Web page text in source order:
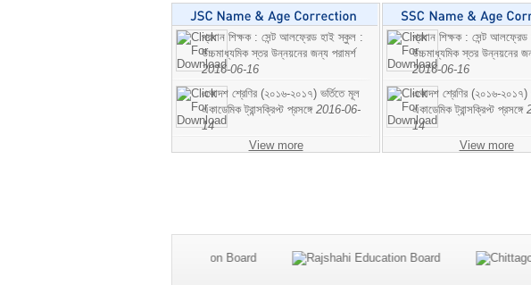
প্রধান শিক্ষক : সেন্ট আলফ্রেড হাই স্কুল :
উচ্চমাধ্যমিক স্তর উন্নয়নের জন্য পরামর্শ
2016-06-16
একাদশ শ্রেণির (২০১৬-২০১৭) ভর্তিতে মূল
একাডেমিক ট্রান্সক্রিপ্ট প্রসঙ্গে 2016-06-
14
View more
প্রধান শিক্ষক : সেন্ট
উচ্চমাধ্যমিক স্তর উন্নয়নের
2016-06-16
একাদশ শ্রেণির (২০১৬-২০১৭)
একাডেমিক ট্রান্সক্রিপ্ট প্রসঙ্গে
14
View more